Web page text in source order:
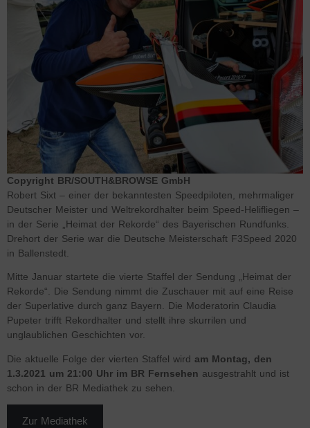
Copyright BR/SOUTH&BROWSE GmbH
Robert Sixt – einer der bekanntesten Speedpiloten, mehrmaliger
Deutscher Meister und Weltrekordhalter beim Speed-Helifliegen –
in der Serie „Heimat der Rekorde“ des Bayerischen Rundfunks.
Drehort der Serie war die Deutsche Meisterschaft F3Speed 2020
in Ballenstedt.
Mitte Januar startete die vierte Staffel der Sendung „Heimat der
Rekorde“. Die Sendung nimmt die Zuschauer mit auf eine Reise
der Superlative durch ganz Bayern. Die Moderatorin Claudia
Pupeter trifft Rekordhalter und stellt ihre skurrilen und
unglaublichen Geschichten vor.
Die aktuelle Folge der vierten Staffel wird am Montag, den
1.3.2021 um 21:00 Uhr im BR Fernsehen ausgestrahlt und ist
schon in der BR Mediathek zu sehen.
Zur Mediathek